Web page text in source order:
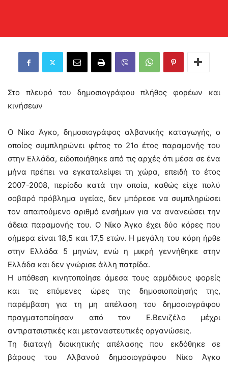
Στο πλευρό του δημοσιογράφου πλήθος φορέων και
κινήσεων
Ο Νίκο Άγκο, δημοσιογράφος αλβανικής καταγωγής, ο
οποίος συμπληρώνει φέτος το 21ο έτος παραμονής του
στην Ελλάδα, ειδοποιήθηκε από τις αρχές ότι μέσα σε ένα
μήνα πρέπει να εγκαταλείψει τη χώρα, επειδή το έτος
2007-2008, περίοδο κατά την οποία, καθώς είχε πολύ
σοβαρό πρόβλημα υγείας, δεν μπόρεσε να συμπληρώσει
τον απαιτούμενο αριθμό ενσήμων για να ανανεώσει την
άδεια παραμονής του. Ο Νίκο Άγκο έχει δύο κόρες που
σήμερα είναι 18,5 και 17,5 ετών. Η μεγάλη του κόρη ήρθε
στην Ελλάδα 5 μηνών, ενώ η μικρή γεννήθηκε στην
Ελλάδα και δεν γνώρισε άλλη πατρίδα.
Η υπόθεση κινητοποίησε άμεσα τους αρμόδιους φορείς
και τις επόμενες ώρες της δημοσιοποίησής της,
παρέμβαση για τη μη απέλαση του δημοσιογράφου
πραγματοποίησαν από τον Ε.Βενιζέλο μέχρι
αντιρατσιστικές και μεταναστευτικές οργανώσεις.
Τη διαταγή διοικητικής απέλασης που εκδόθηκε σε
βάρους του Αλβανού δημοσιογράφου Νίκο Άγκο